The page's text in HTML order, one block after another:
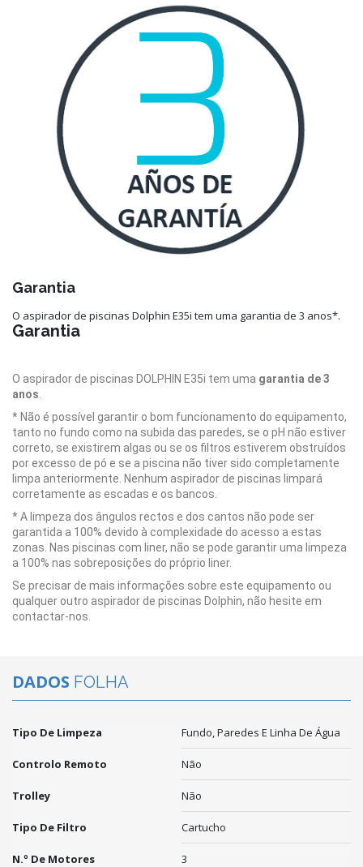
Garantia
O aspirador de piscinas Dolphin E35i tem uma garantia de 3 anos*.
Garantia
O aspirador de piscinas DOLPHIN E35i tem uma garantia de 3
anos
* Não é possível garantir o bom funcionamento do equipamento,
tanto no fundo como na subida das paredes, se o pH não estiver
correto, se existirem algas ou se os filtros estiverem obstruídos
por excesso de pó e se a piscina não tiver sido completamente
limpa anteriormente. Nenhum aspirador de piscinas limpará
corretamente as escadas e os bancos.
* A limpeza dos ângulos rectos e dos cantos não pode ser
garantida a 100% devido à complexidade do acesso a estas
zonas. Nas piscinas com liner, não se pode garantir uma limpeza
a 100% nas sobreposições do próprio liner.
Se precisar de mais informações sobre este equipamento ou
qualquer outro aspirador de piscinas Dolphin, não hesite em
contactar-nos.
DADOS FOLHA
Tipo De Limpeza Fundo, Paredes E Linha De Água
Controlo Remoto Não
Trolley Não
Tipo De Filtro Cartucho
N.º De Motores 3